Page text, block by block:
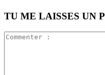
TU ME LAISSES UN